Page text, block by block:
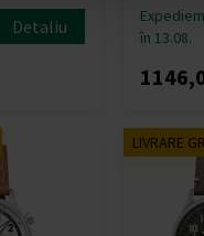
Detaliu
în 13.08.
LIVRARE